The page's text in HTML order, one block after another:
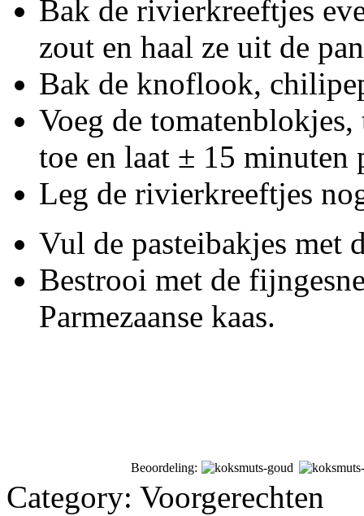
Bak de rivierkreeftjes
zout en haal ze uit de
Bak de knoflook,
Voeg de
toe en laat ± 15
Leg de rivierkreeftjes
Vul de pasteibakjes met
Bestrooi met de
Parmezaanse kaas.
Beoordeling:
Category: Voorgerechten